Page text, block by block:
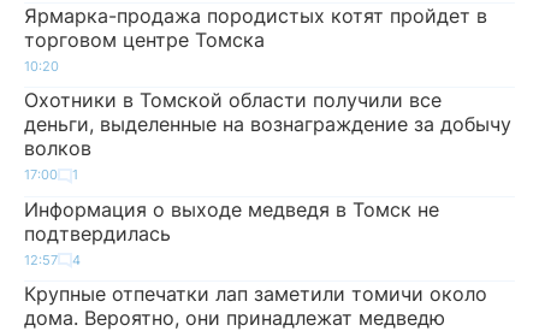
Ярмарка-продажа породистых котят пройдет в
торговом центре Томска
10:20
Охотники в Томской области получили все
деньги, выделенные на вознаграждение за добычу
волков
17:00 1
Информация о выходе медведя в Томск не
подтвердилась
12:57 4
Крупные отпечатки лап заметили томичи около
дома. Вероятно, они принадлежат медведю